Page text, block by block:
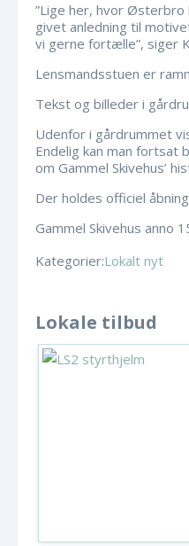
”Lige her, hvor Østerbro
givet anledning til
vi gerne fortælle”, siger
Lensmandsstuen er
Tekst og billeder i
Udenfor i gårdrummet
Endelig kan man
om Gammel Skivehus’
Der holdes officiel
Gammel Skivehus anno
Kategorier:Lokalt nyt
Lokale tilbud